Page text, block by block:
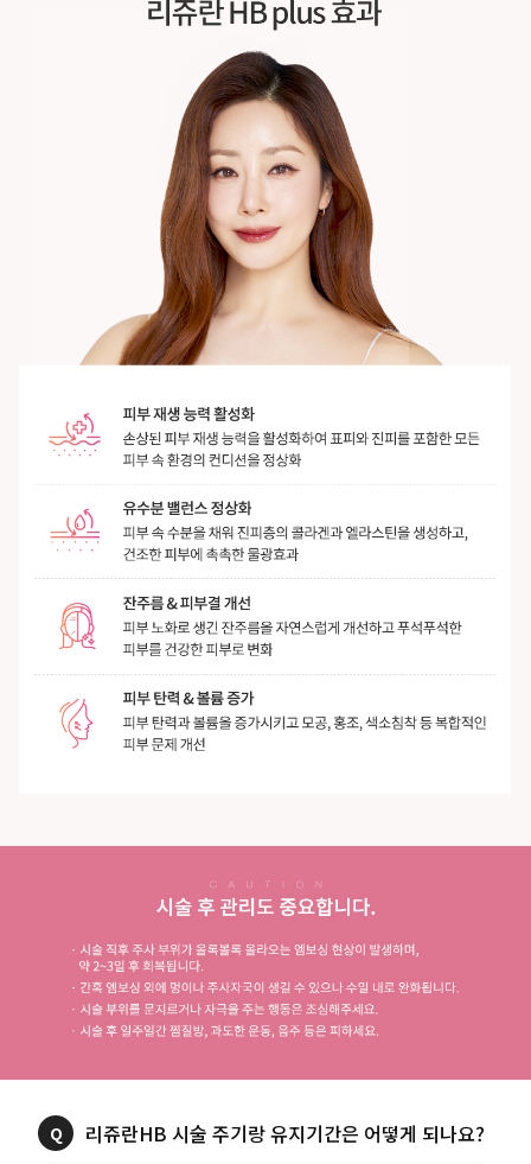
리쥬란HB 시술 주기랑 유지기간은 어떻게 되나요?